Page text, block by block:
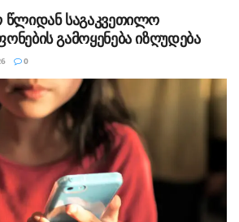
ნახვა.
იანვარ-თებერვლის იმპორტის
წერდა კიდეც, რომ იმ
აირის თითქმის 100%
უმნიშვნელო მოცულობის,
დოლარის ღირებულების კი
საამიროებიდან.
წლიდან საგაკვეთილო
გამოყენება იზღუდება
0